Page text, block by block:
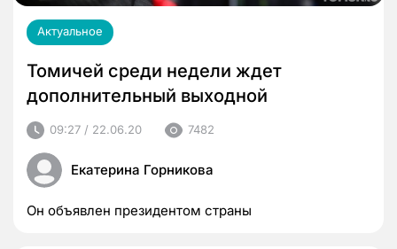
Актуальное
Томичей среди недели ждет
дополнительный выходной
09:27 / 22.06.20 7482
Екатерина Горникова
Он объявлен президентом страны